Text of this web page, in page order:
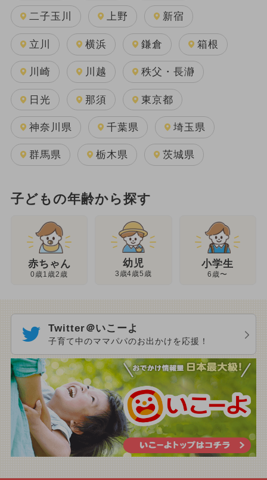
二子玉川 上野 新宿
立川 横浜 鎌倉 箱根
川崎 川越 秩父・長瀞
日光 那須 東京都
神奈川県 千葉県 埼玉県
群馬県 栃木県 茨城県
子どもの年齢から探す
赤ちゃん
0歳1歳2歳
幼児
3歳4歳5歳
小学生
6歳〜
Twitter＠いこーよ
子育て中のママパパのお出かけを応援！